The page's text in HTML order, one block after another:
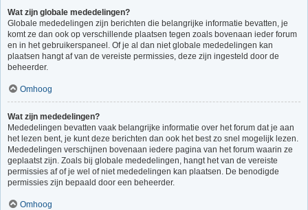
Wat zijn globale mededelingen?
Globale mededelingen zijn berichten die belangrijke informatie bevatten, je
komt ze dan ook op verschillende plaatsen tegen zoals bovenaan ieder forum
en in het gebruikerspaneel. Of je al dan niet globale mededelingen kan
plaatsen hangt af van de vereiste permissies, deze zijn ingesteld door de
beheerder.
Omhoog
Wat zijn mededelingen?
Mededelingen bevatten vaak belangrijke informatie over het forum dat je aan
het lezen bent, je kunt deze berichten dan ook het best zo snel mogelijk lezen.
Mededelingen verschijnen bovenaan iedere pagina van het forum waarin ze
geplaatst zijn. Zoals bij globale mededelingen, hangt het van de vereiste
permissies af of je wel of niet mededelingen kan plaatsen. De benodigde
permissies zijn bepaald door een beheerder.
Omhoog